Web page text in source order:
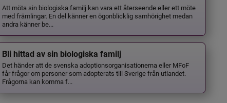
Att möta sin biologiska familj kan vara ett återseende eller ett möte
med främlingar. En del känner en ögonblicklig samhörighet medan
andra känner be...
Bli hittad av sin biologiska familj
Det händer att de svenska adoptionsorganisationerna eller MFoF
får frågor om personer som adopterats till Sverige från utlandet.
Frågorna kan komma f...